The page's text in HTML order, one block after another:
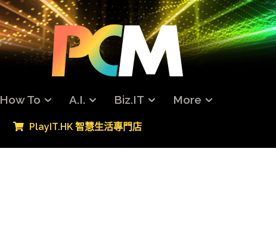
How To A.I. Biz.IT More
PlayIT.HK 智慧生活專門店